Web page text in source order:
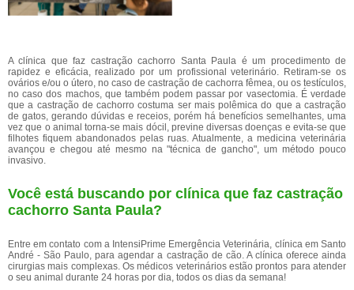
A clínica que faz castração cachorro Santa Paula é um procedimento de
rapidez e eficácia, realizado por um profissional veterinário. Retiram-se os
ovários e/ou o útero, no caso de castração de cachorra fêmea, ou os testículos,
no caso dos machos, que também podem passar por vasectomia. É verdade
que a castração de cachorro costuma ser mais polêmica do que a castração
de gatos, gerando dúvidas e receios, porém há benefícios semelhantes, uma
vez que o animal torna-se mais dócil, previne diversas doenças e evita-se que
filhotes fiquem abandonados pelas ruas. Atualmente, a medicina veterinária
avançou e chegou até mesmo na "técnica de gancho", um método pouco
invasivo.
Você está buscando por clínica que faz castração
cachorro Santa Paula?
Entre em contato com a IntensiPrime Emergência Veterinária, clínica em Santo
André - São Paulo, para agendar a castração de cão. A clínica oferece ainda
cirurgias mais complexas. Os médicos veterinários estão prontos para atender
o seu animal durante 24 horas por dia, todos os dias da semana!